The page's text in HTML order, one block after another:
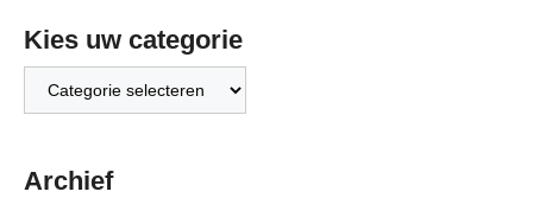
Kies uw categorie
Archief